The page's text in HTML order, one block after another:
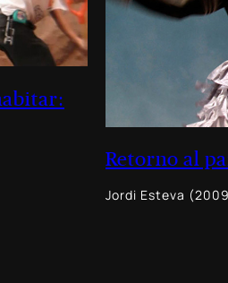
Retorno al
Jordi Esteva